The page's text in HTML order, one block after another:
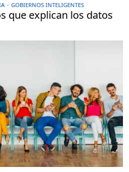
· GOBIERNOS INTELIGENTES
que explican los datos